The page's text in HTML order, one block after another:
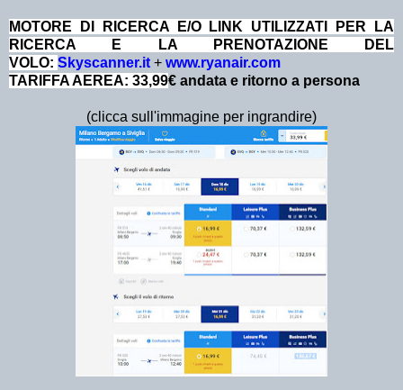
MOTORE DI RICERCA E/O LINK UTILIZZATI PER LA
RICERCA E LA PRENOTAZIONE DEL
VOLO: Skyscanner.it + www.ryanair.com
TARIFFA AEREA: 33,99€ andata e ritorno a persona
(clicca sull'immagine per ingrandire)